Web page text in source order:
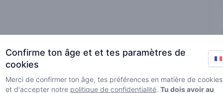
ne sont pas vérifiées par Greenmeister. Les détails peuvent
de cannabis
Confirme ton âge et et tes paramètres de
cookies
Merci de confirmer ton âge, tes préférences en matière de cookies
et d'accepter notre politique de confidentialité. Tu dois avoir au